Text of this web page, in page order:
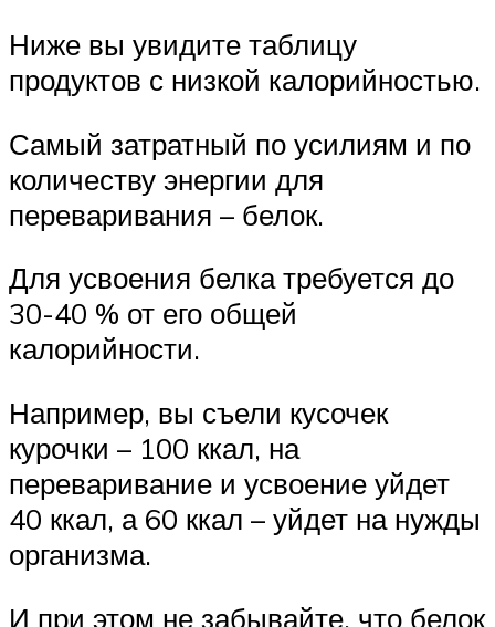
Ниже вы увидите таблицу
продуктов с низкой калорийностью.
Самый затратный по усилиям и по
количеству энергии для
переваривания – белок.
Для усвоения белка требуется до
30-40 % от его общей
калорийности.
Например, вы съели кусочек
курочки – 100 ккал, на
переваривание и усвоение уйдет
40 ккал, а 60 ккал – уйдет на нужды
организма.
И при этом не забывайте, что белок